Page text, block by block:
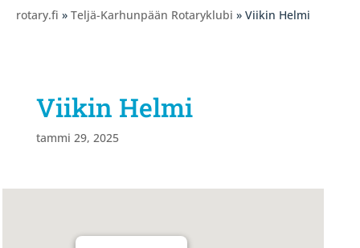
rotary.fi » Teljä-Karhunpään Rotaryklubi » Viikin Helmi
Viikin Helmi
tammi 29, 2025